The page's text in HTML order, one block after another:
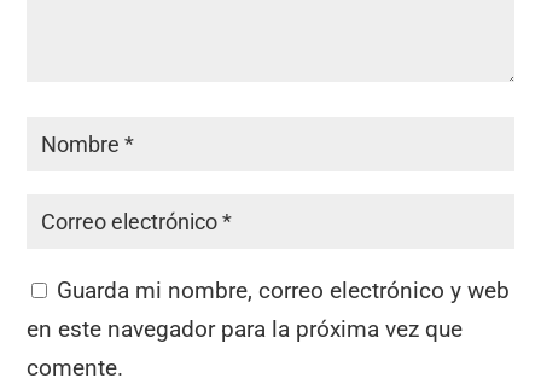
Guarda mi nombre, correo electrónico y web
en este navegador para la próxima vez que
comente.